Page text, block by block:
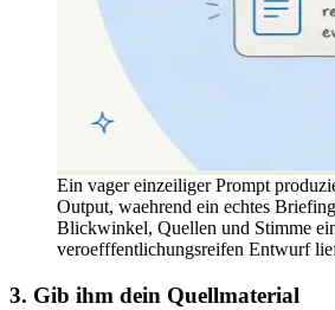
Ein vager einzeiliger Prompt
Output, waehrend ein echtes
Blickwinkel, Quellen und Stimme
veroefffentlichungsreifen Entwurf
3. Gib ihm dein Quellmaterial